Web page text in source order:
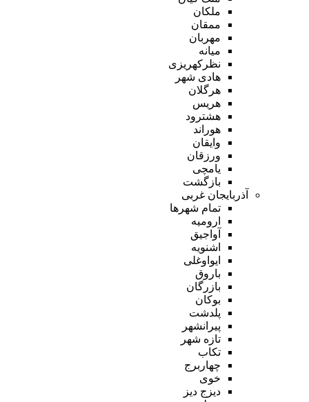
ملکان
ممقان
مهربان
میانه
نظرکهریزی
هادی شهر
هرگلان
هریس
هشترود
هوراند
وایقان
ورزقان
یامچی
بازگشت
آذربایجان غربی
تمام شهر‌ها
ارومیه
آواجیق
اشنویه
ایواوغلی
باروق
بازرگان
بوکان
پلدشت
پیرانشهر
تازه شهر
تکاب
چهاربرج
خوی
دیزج دیز